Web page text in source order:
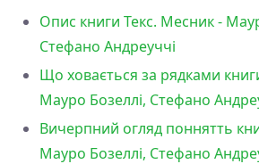
Опис книги Текс. Месник -
Стефано Андреуччі
Що ховається за рядками
Мауро Бозеллі, Стефано
Вичерпний огляд поннятть
Мауро Бозеллі, Стефано